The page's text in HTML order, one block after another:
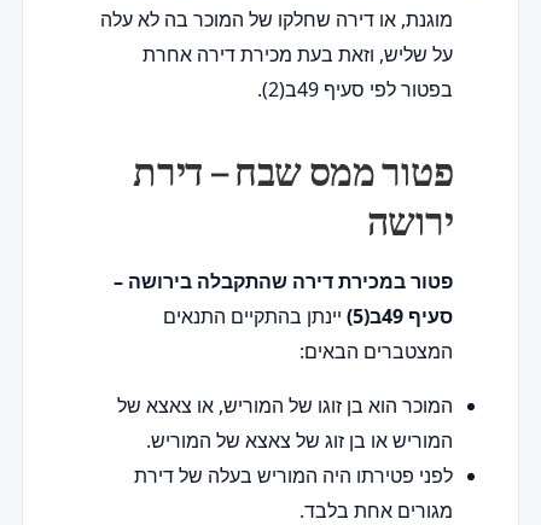
מוגנת, או דירה שחלקו של המוכר בה לא עלה
על שליש, וזאת בעת מכירת דירה אחרת
בפטור לפי סעיף 49ב(2).
פטור ממס שבח – דירת
ירושה
פטור במכירת דירה שהתקבלה בירושה –
סעיף 49ב(5)
יינתן בהתקיים התנאים
המצטברים הבאים:
המוכר הוא בן זוגו של המוריש, או צאצא של
המוריש או בן זוג של צאצא של המוריש.
לפני פטירתו היה המוריש בעלה של דירת
מגורים אחת בלבד.